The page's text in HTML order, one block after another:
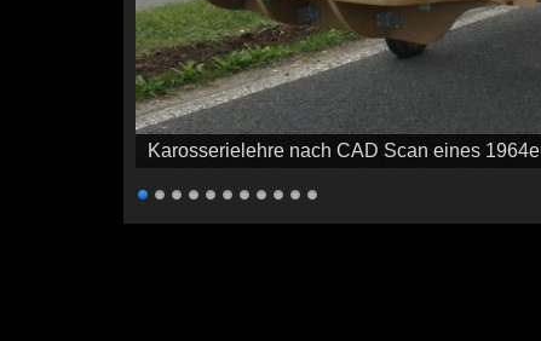
Karosserielehre nach CAD Scan eines